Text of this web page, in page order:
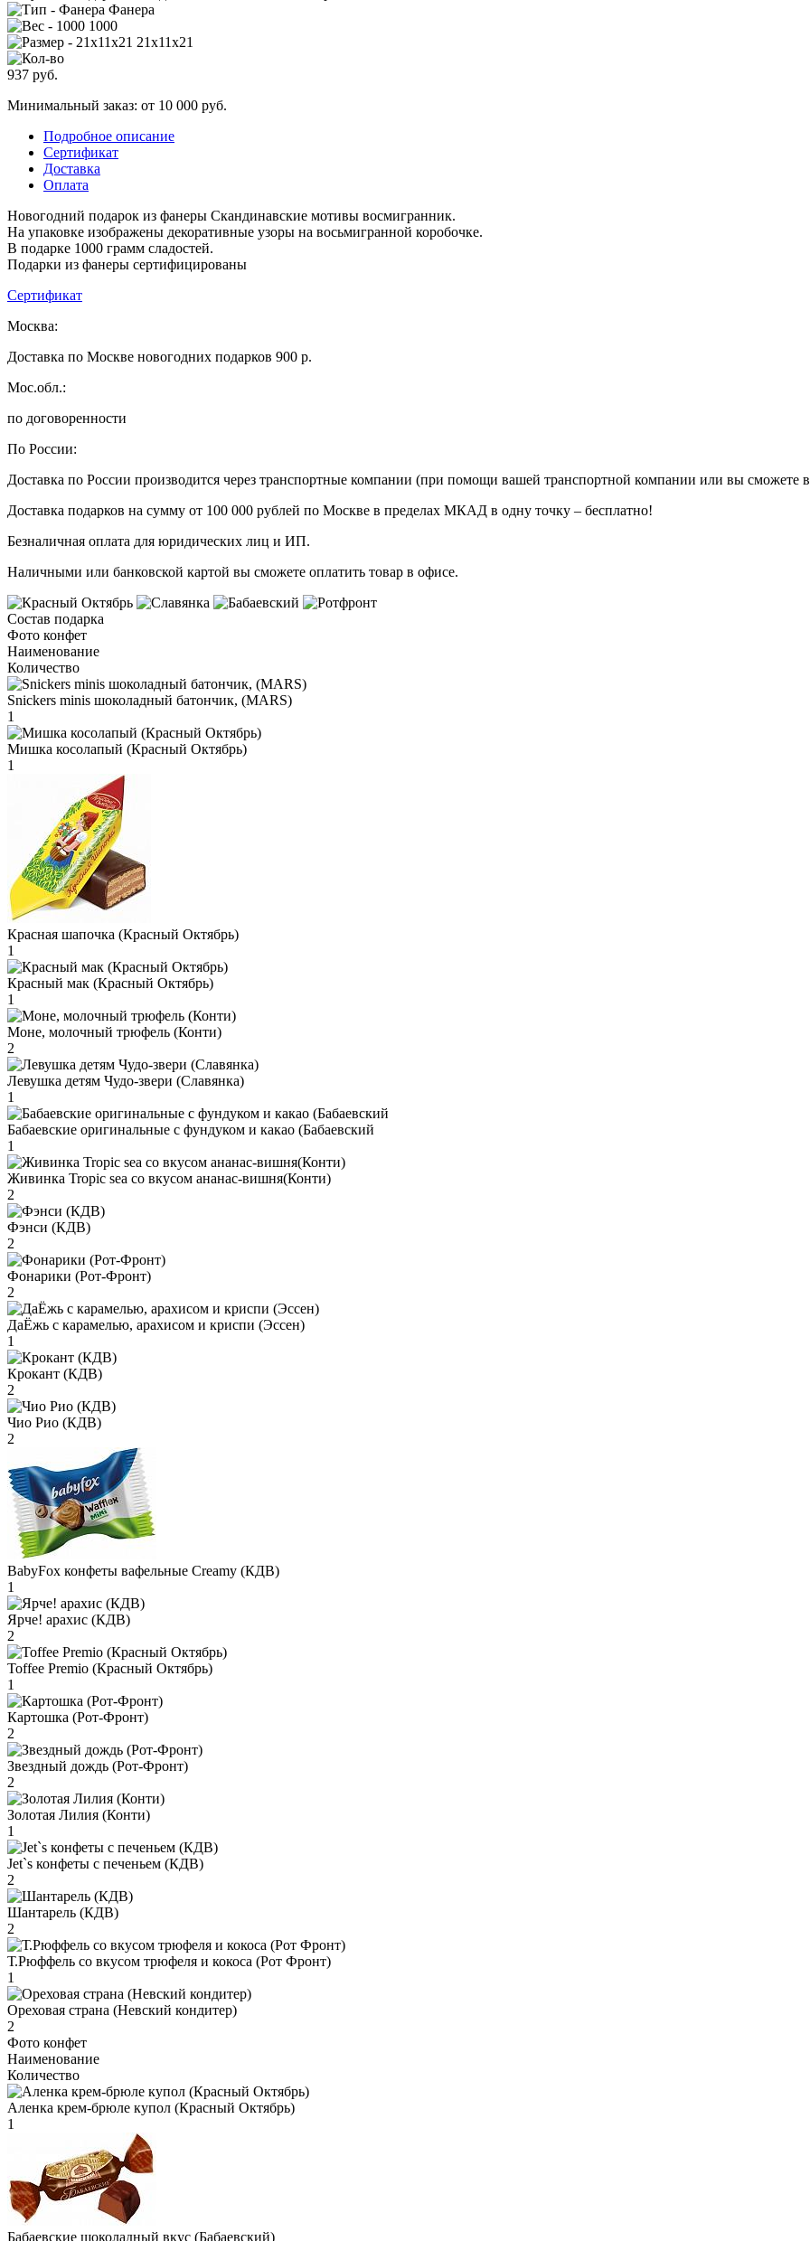
Фанера
1000
21х11х21
937 руб.
Минимальный заказ: от 10 000 руб.
Подробное описание
Сертификат
Доставка
Оплата
Новогодний подарок из фанеры Скандинавские мотивы восмигранник.
На упаковке изображены декоративные узоры на восьмигранной коробочке.
В подарке 1000 грамм сладостей.
Подарки из фанеры сертифицированы
Сертификат
Москва:
Доставка по Москве новогодних подарков 900 р.
Мос.обл.:
по договоренности
По России:
Доставка по России производится через транспортные компании (при помощи вашей транспортной компании или вы сможете
Доставка подарков на сумму от 100 000 рублей по Москве в пределах МКАД в одну точку – бесплатно!
Безналичная оплата для юридических лиц и ИП.
Наличными или банковской картой вы сможете оплатить товар в офисе.
Состав подарка
Фото конфет
Наименование
Количество
Snickers minis шоколадный батончик, (MARS)
1
Мишка косолапый (Красный Октябрь)
1
Красная шапочка (Красный Октябрь)
1
Красный мак (Красный Октябрь)
1
Моне, молочный трюфель (Конти)
2
Левушка детям Чудо-звери (Славянка)
1
Бабаевские оригинальные с фундуком и какао (Бабаевский
1
Живинка Tropic sea со вкусом ананас-вишня(Конти)
2
Фэнси (КДВ)
2
Фонарики (Рот-Фронт)
2
ДаЁжь с карамелью, арахисом и криспи (Эссен)
1
Крокант (КДВ)
2
Чио Рио (КДВ)
2
BabyFox конфеты вафельные Creamy (КДВ)
1
Ярче! арахис (КДВ)
2
Toffee Premio (Красный Октябрь)
1
Картошка (Рот-Фронт)
2
Звездный дождь (Рот-Фронт)
2
Золотая Лилия (Конти)
1
Jet`s конфеты с печеньем (КДВ)
2
Шантарель (КДВ)
2
Т.Рюффель со вкусом трюфеля и кокоса (Рот Фронт)
1
Ореховая страна (Невский кондитер)
2
Фото конфет
Наименование
Количество
Аленка крем-брюле купол (Красный Октябрь)
1
Бабаевские шоколадный вкус (Бабаевский)